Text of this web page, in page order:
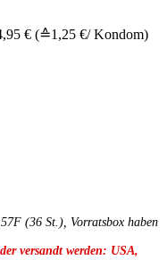
€ (≙1,25 €/ Kondom)
(36 St.), Vorratsbox haben
versandt werden: USA,